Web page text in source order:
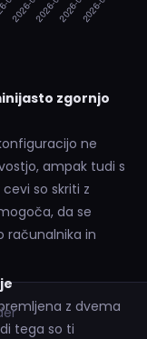
zgornjo
ne
ampak tudi s
so skriti z
da se
računalnika in
z dvema
tega so ti